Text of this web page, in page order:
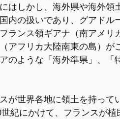
はしかし、海外県や海外領
内の扱いであり、グアド
ランス領ギアナ（南アメ
アフリカ大陸南東の島）
のような「海外準県」、
が世界各地に領土を持っ
紀にかけて、フランスが